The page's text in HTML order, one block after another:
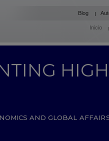
Blog
Inicio
AND GLOBAL